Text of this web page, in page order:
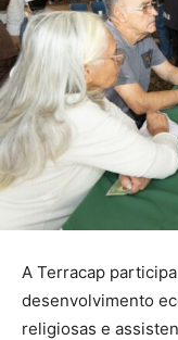
A Terracap
desenvolvimento
religiosas e